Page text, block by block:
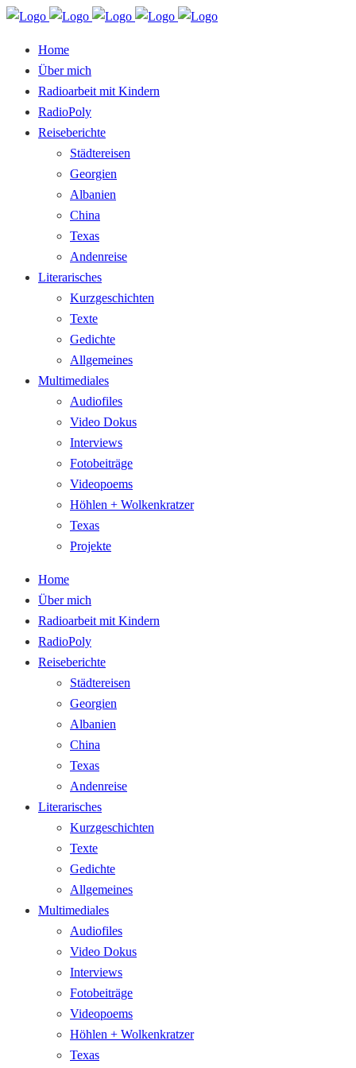
Home
Über mich
Radioarbeit mit Kindern
RadioPoly
Reiseberichte
Städtereisen
Georgien
Albanien
China
Texas
Andenreise
Literarisches
Kurzgeschichten
Texte
Gedichte
Allgemeines
Multimediales
Audiofiles
Video Dokus
Interviews
Fotobeiträge
Videopoems
Höhlen + Wolkenkratzer
Texas
Projekte
Home
Über mich
Radioarbeit mit Kindern
RadioPoly
Reiseberichte
Städtereisen
Georgien
Albanien
China
Texas
Andenreise
Literarisches
Kurzgeschichten
Texte
Gedichte
Allgemeines
Multimediales
Audiofiles
Video Dokus
Interviews
Fotobeiträge
Videopoems
Höhlen + Wolkenkratzer
Texas